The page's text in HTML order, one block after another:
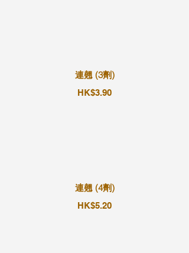
連翹 (3劑)
HK$3.90
連翹 (4劑)
HK$5.20